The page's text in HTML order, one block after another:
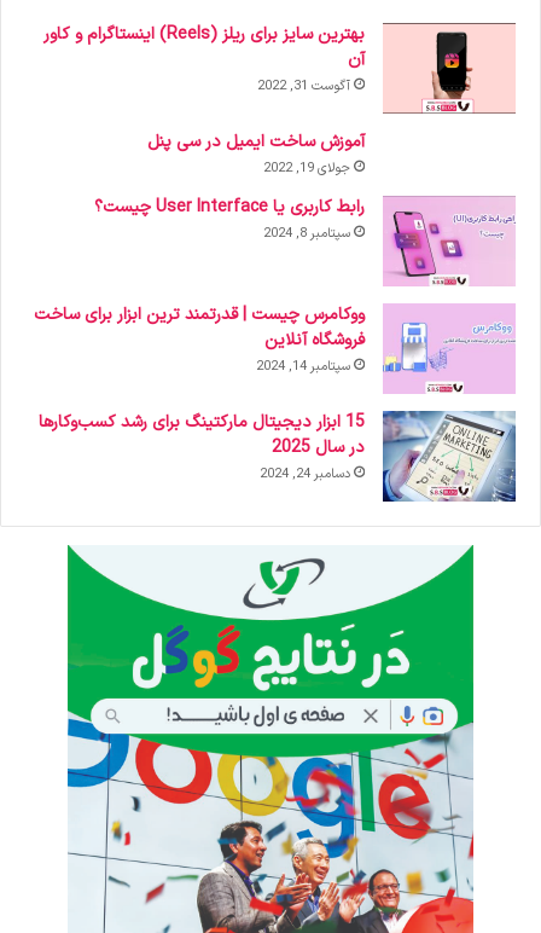
بهترین سایز برای ریلز (Reels) اینستاگرام و کاور
آن
آگوست 31, 2022
آموزش ساخت ایمیل در سی پنل
جولای 19, 2022
رابط کاربری یا User Interface چیست؟
سپتامبر 8, 2024
ووکامرس چیست | قدرتمند ترین ابزار برای ساخت
فروشگاه آنلاین
سپتامبر 14, 2024
15 ابزار دیجیتال مارکتینگ برای رشد کسب‌وکارها
در سال 2025
دسامبر 24, 2024